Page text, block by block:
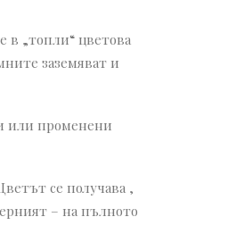
в „топли“ цветова
заземяват и
или променени
се получава ,
– на пълното